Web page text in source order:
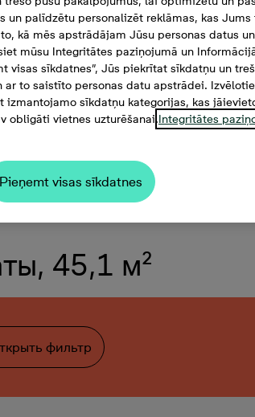
45,1 м²
фильтр
un palīdzētu personalizēt reklāmas, kas
kā mēs apstrādājam Jūsu personas datus un
mūsu Integritātes paziņojumā un
visas sīkdatnes”, Jūs piekrītat sīkdatņu un
to saistīto personas datu apstrādei.
izmantojamo sīkdatņu kategorijas, kas
obligāti vietnes uzturēšanai.Integritātes
Pieņemt visas sīkdatnes